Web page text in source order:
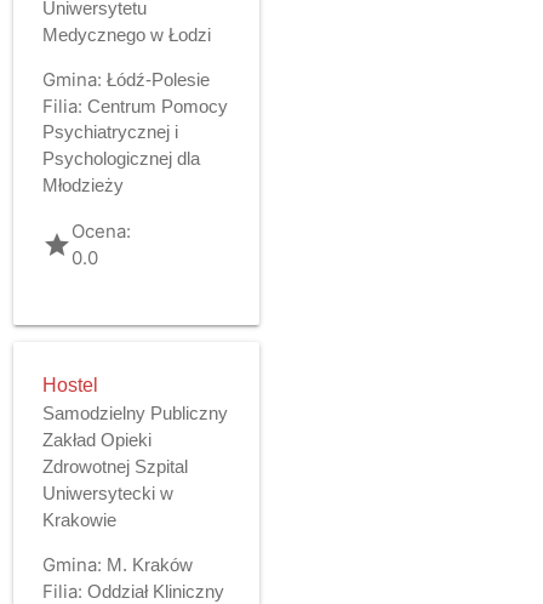
Uniwersytetu
Medycznego w Łodzi
Gmina: Łódź-Polesie
Filia: Centrum Pomocy
Psychiatrycznej i
Psychologicznej dla
Młodzieży
gradeOcena:
0.0
Hostel
Samodzielny Publiczny
Zakład Opieki
Zdrowotnej Szpital
Uniwersytecki w
Krakowie
Gmina: M. Kraków
Filia: Oddział Kliniczny